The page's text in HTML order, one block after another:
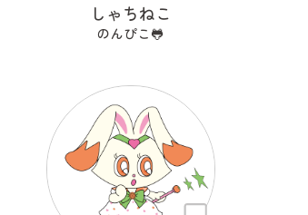
しゃちねこ
のんぴこ🐸